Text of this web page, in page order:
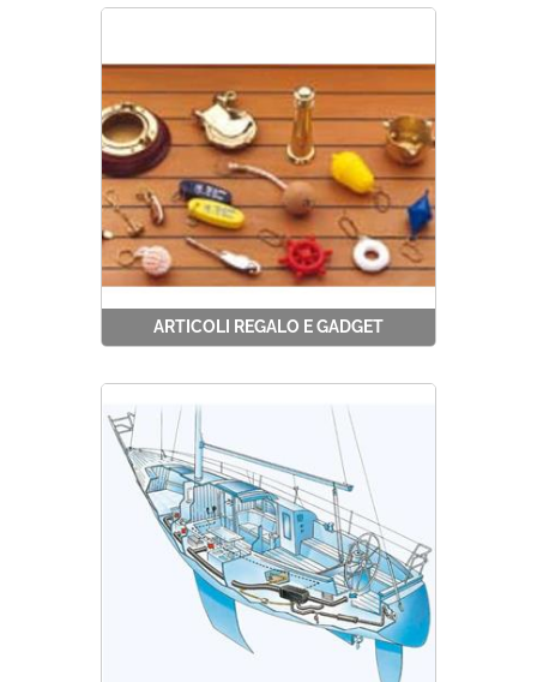
ARTICOLI REGALO E GADGET